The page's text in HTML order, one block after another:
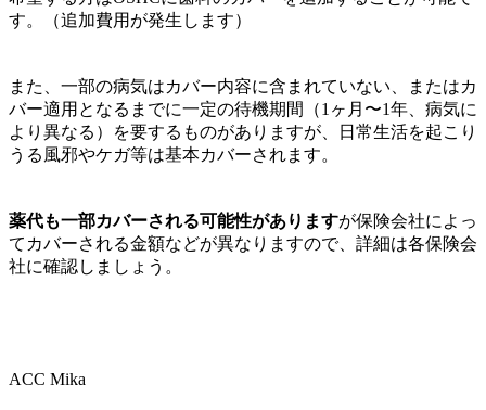
す。（追加費用が発生します）
また、一部の病気はカバー内容に含まれていない、またはカ
バー適用となるまでに一定の待機期間（1ヶ月〜1年、病気に
より異なる）を要するものがありますが、
日常生活を起こり
うる風邪やケガ等は基本カバーされます。
薬代も一部カバーされる可能性がありますが保険会社によっ
てカバーされる金額などが異なりますので、詳細は各保険会
社に確認しましょう。
ACC Mika